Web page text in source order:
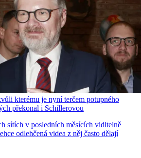
kterému je nyní terčem potupného
překonal i Schillerovou
sítích v posledních měsících viditelně
odlehčená videa z něj často dělají